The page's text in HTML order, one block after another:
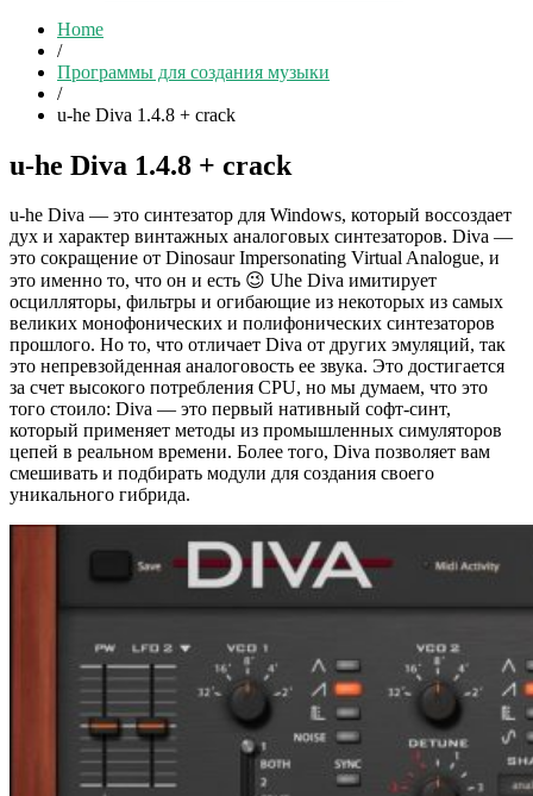
Home
/
Программы для создания музыки
/
u-he Diva 1.4.8 + crack
u-he Diva 1.4.8 + crack
u-he Diva — это синтезатор для Windows, который воссоздает
дух и характер винтажных аналоговых синтезаторов. Diva —
это сокращение от Dinosaur Impersonating Virtual Analogue, и
это именно то, что он и есть 😉 Uhe Diva имитирует
осцилляторы, фильтры и огибающие из некоторых из самых
великих монофонических и полифонических синтезаторов
прошлого. Но то, что отличает Diva от других эмуляций, так
это непревзойденная аналоговость ее звука. Это достигается
за счет высокого потребления CPU, но мы думаем, что это
того стоило: Diva — это первый нативный софт-синт,
который применяет методы из промышленных симуляторов
цепей в реальном времени. Более того, Diva позволяет вам
смешивать и подбирать модули для создания своего
уникального гибрида.